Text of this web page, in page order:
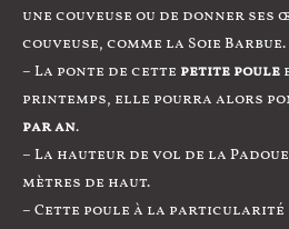
une couveuse ou de donner ses
couveuse, comme la Soie Barbue.
– La ponte de cette petite poule
printemps, elle pourra alors
par an.
– La hauteur de vol de la
mètres de haut.
– Cette poule à la particularité